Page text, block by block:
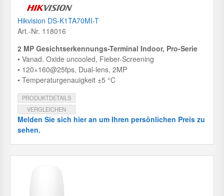
Hikvision DS-K1TA70MI-T
Art.-Nr. 118016
2 MP Gesichtserkennungs-Terminal Indoor, Pro-Serie
• Vanad. Oxide uncooled, Fieber-Screening
• 120×160@25fps, Dual-lens, 2MP
• Temperaturgenauigkeit ±5 °C
PRODUKTDETAILS
VERGLEICHEN
Melden Sie sich hier an um Ihren persönlichen Preis zu
sehen.